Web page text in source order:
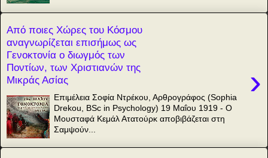
Από ποιες Χώρες του Κόσμου
αναγνωρίζεται επισήμως ως
Γενοκτονία ο διωγμός των
Ποντίων, των Χριστιανών της
Μικράς Ασίας
›
Επιμέλεια Σοφία Ντρέκου, Αρθρογράφος (Sophia
Drekou, BSc in Psychology) 19 Μαΐου 1919 - Ο
Μουσταφά Κεμάλ Ατατούρκ αποβιβάζεται στη
Σαμψούν...